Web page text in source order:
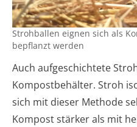
Strohballen eignen sich als
bepflanzt werden
Auch aufgeschichtete
Kompostbehälter. Stroh
sich mit dieser Methode
Kompost stärker als mit